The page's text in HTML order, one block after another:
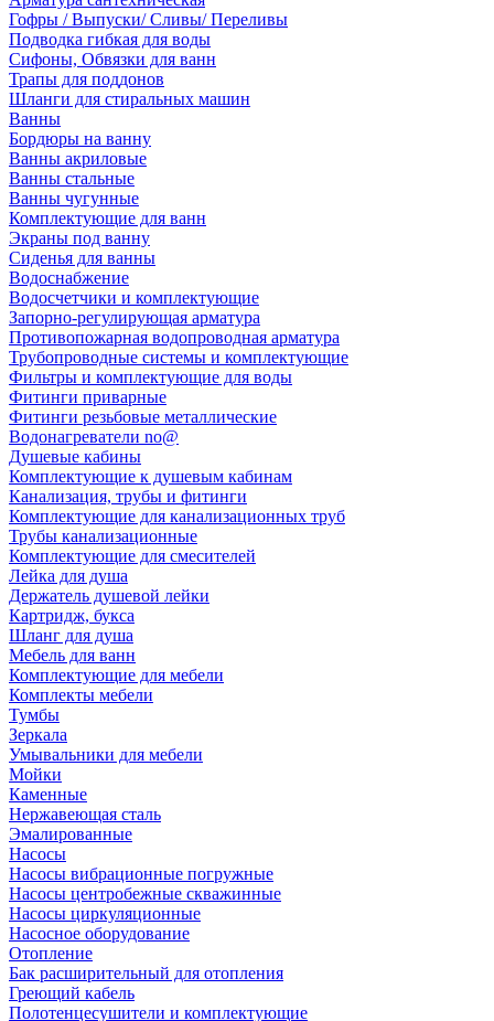
Гофры / Выпуски/ Сливы/ Переливы
Подводка гибкая для воды
Сифоны, Обвязки для ванн
Трапы для поддонов
Шланги для стиральных машин
Ванны
Бордюры на ванну
Ванны акриловые
Ванны стальные
Ванны чугунные
Комплектующие для ванн
Экраны под ванну
Сиденья для ванны
Водоснабжение
Водосчетчики и комплектующие
Запорно-регулирующая арматура
Противопожарная водопроводная арматура
Трубопроводные системы и комплектующие
Фильтры и комплектующие для воды
Фитинги приварные
Фитинги резьбовые металлические
Водонагреватели no@
Душевые кабины
Комплектующие к душевым кабинам
Канализация, трубы и фитинги
Комплектующие для канализационных труб
Трубы канализационные
Комплектующие для смесителей
Лейка для душа
Держатель душевой лейки
Картридж, букса
Шланг для душа
Мебель для ванн
Комплектующие для мебели
Комплекты мебели
Тумбы
Зеркала
Умывальники для мебели
Мойки
Каменные
Нержавеющая сталь
Эмалированные
Насосы
Насосы вибрационные погружные
Насосы центробежные скважинные
Насосы циркуляционные
Насосное оборудование
Отопление
Бак расширительный для отопления
Греющий кабель
Полотенцесушители и комплектующие